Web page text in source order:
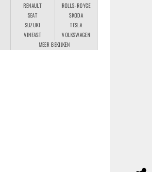
RENAULT
ROLLS-ROYCE
SEAT
SKODA
SUZUKI
TESLA
VINFAST
VOLKSWAGEN
MEER BEKIJKEN